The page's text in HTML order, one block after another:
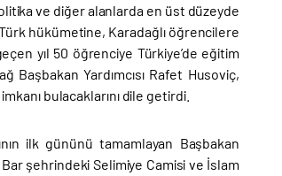
ve diğer alanlarda en üst düzeyde
hükümetine, Karadağlı öğrencilere
yıl 50 öğrenciye Türkiye’de eğitim
Yardımcısı Rafet Husoviç,
bulacaklarını dile getirdi.
ilk gününü tamamlayan Başbakan
Bar şehrindeki Selimiye Camisi ve İslam